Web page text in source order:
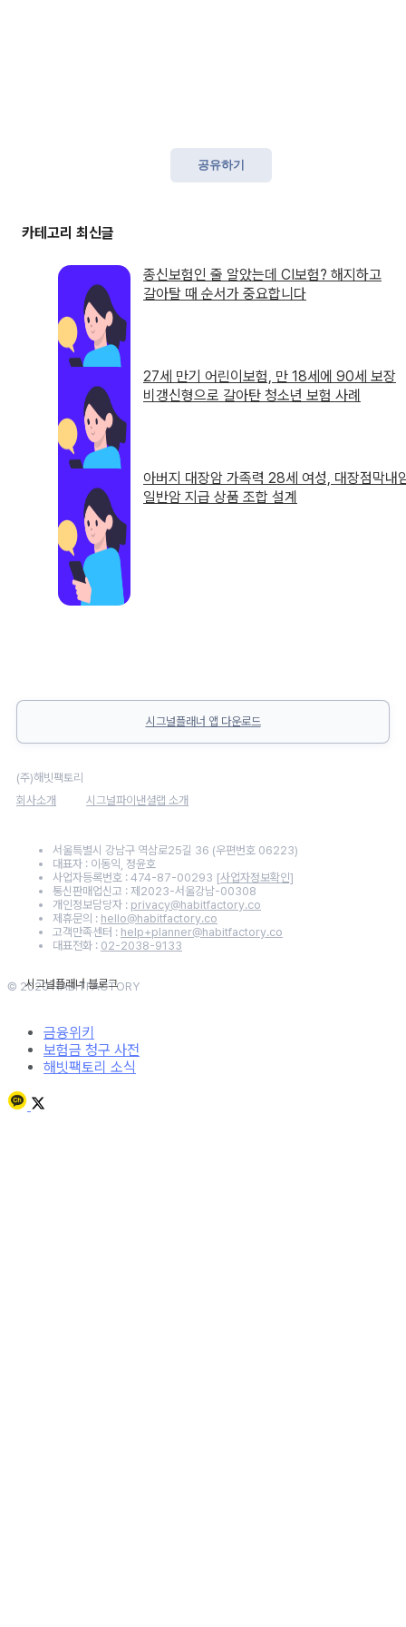
공유하기
종신보험인 줄 알았는데 CI보험? 해지하고
갈아탈 때 순서가 중요합니다
27세 만기 어린이보험, 만 18세에 90세 보장
비갱신형으로 갈아탄 청소년 보험 사례
아버지 대장암 가족력 28세 여성, 대장점막내
일반암 지급 상품 조합 설계
시그널플래너 앱 다운로드
(주)해빗팩토리
회사소개
시그널파이낸셜랩 소개
서울특별시 강남구 역삼로25길 36 (우편번호 06223)
대표자 : 이동익, 정윤호
사업자등록번호 : 474-87-00293 [사업자정보확인]
통신판매업신고 : 제2023-서울강남-00308
개인정보담당자 : privacy@habitfactory.co
제휴문의 : hello@habitfactory.co
고객만족센터 : help+planner@habitfactory.co
대표전화 : 02-2038-9133
© 2020 HABITFACTORY
금융위키
보험금 청구 사전
해빗팩토리 소식